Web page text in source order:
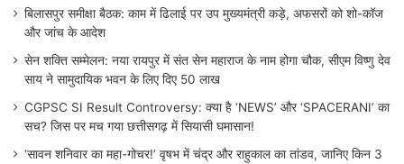
बिलासपुर समीक्षा बैठक: काम में ढिलाई पर उप मुख्यमंत्री कड़े, अफसरों को शो-कॉज
और जांच के आदेश
सेन शक्ति सम्मेलन: नया रायपुर में संत सेन महाराज के नाम होगा चौक, सीएम विष्णु देव
साय ने सामुदायिक भवन के लिए दिए 50 लाख
CGPSC SI Result Controversy: क्या है ‘NEWS’ और ‘SPACERANI’ का
सच? जिस पर मच गया छत्तीसगढ़ में सियासी घमासान!
‘सावन शनिवार का महा-गोचर!’ वृषभ में चंद्र और राहुकाल का तांडव, जानिए किन 3